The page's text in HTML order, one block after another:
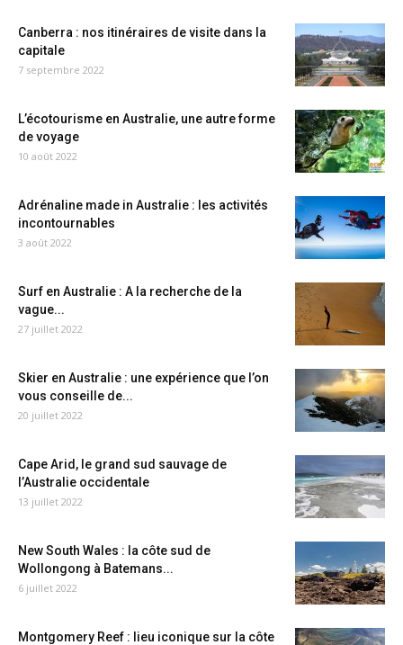
Canberra : nos itinéraires de visite dans la
capitale
7 septembre 2022
L’écotourisme en Australie, une autre forme
de voyage
10 août 2022
Adrénaline made in Australie : les activités
incontournables
3 août 2022
Surf en Australie : A la recherche de la
vague...
27 juillet 2022
Skier en Australie : une expérience que l’on
vous conseille de...
20 juillet 2022
Cape Arid, le grand sud sauvage de
l’Australie occidentale
13 juillet 2022
New South Wales : la côte sud de
Wollongong à Batemans...
6 juillet 2022
Montgomery Reef : lieu iconique sur la côte